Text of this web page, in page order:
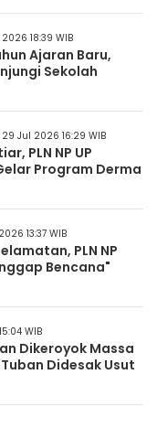
18:39 WIB
Ajaran Baru,
Sekolah
29 Jul 2026 16:29 WIB
PLN NP UP
Program Derma
13:37 WIB
PLN NP
Bencana"
WIB
Dikeroyok Massa
Didesak Usut